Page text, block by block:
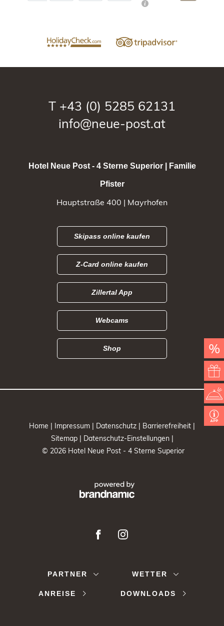
Herzlicher Willkommensgruß im Zimmer
1 Glas Prosecco zur Begrüßung
Genuss im Rahmen der neuen ¾-Verwöhnpension
Badetasche mit Bademantel & Slipper
Zimmerkategorie zum Bestpreis
Leckere Überraschung als Abschied
%
Skipass online kaufen
Z-Card online kaufen
Zillertal App
Webcams
Shop
T +43 (0) 5285 62131
info@neue-post.at
Hotel Neue Post - 4 Sterne Superior | Familie
Pfister
Hauptstraße 400 | Mayrhofen
© 2026 Hotel Neue Post - 4 Sterne Superior
Home | Impressum | Datenschutz | Barrierefreiheit |
Sitemap | Datenschutz-Einstellungen |
PARTNER WETTER
ANREISE DOWNLOADS